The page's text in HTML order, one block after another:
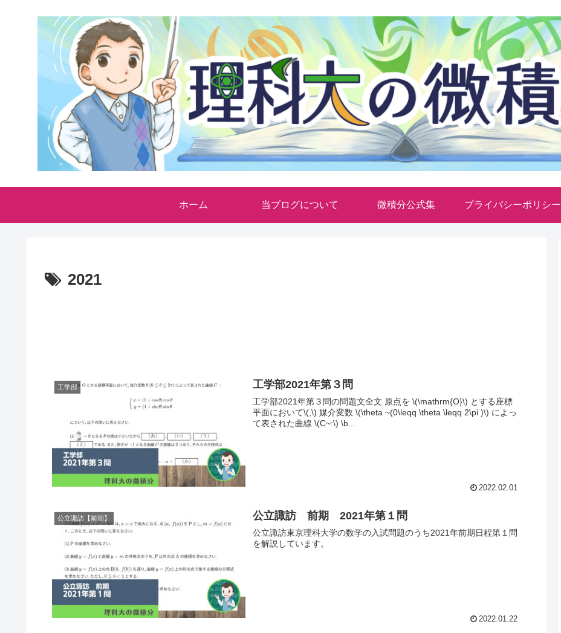
ホーム 当ブログについて 微積分公式集 プライバシーポリシー
2021
工学部 工学部2021年第３問
工学部2021年第３問の問題文全文 原点を \(\mathrm{O}\) とする座標
平面において\(,\) 媒介変数 \(\theta ~(0\leqq \theta \leqq 2\pi )\) によっ
て表された曲線 \(C~:\) \b...
2022.02.01
公立諏訪【前期】 公立諏訪 前期 2021年第１問
公立諏訪東京理科大学の数学の入試問題のうち2021年前期日程第１問
を解説しています。
2022.01.22